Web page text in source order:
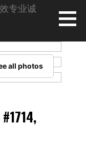
效专业诚
all photos